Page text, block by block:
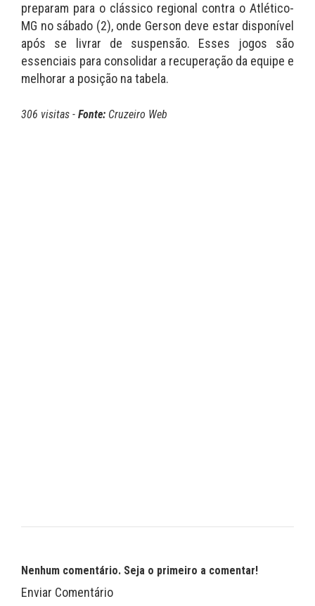
preparam para o clássico regional contra o Atlético-
MG no sábado (2), onde Gerson deve estar disponível
após se livrar de suspensão. Esses jogos são
essenciais para consolidar a recuperação da equipe e
melhorar a posição na tabela.
306 visitas - Fonte: Cruzeiro Web
Nenhum comentário. Seja o primeiro a comentar!
Enviar Comentário